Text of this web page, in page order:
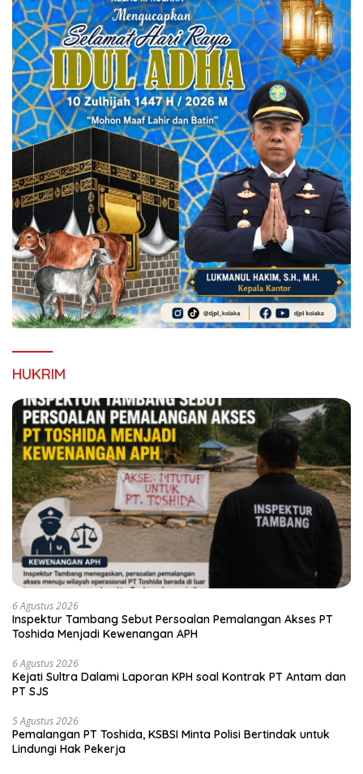
HUKRIM
6 Agustus 2026
Inspektur Tambang Sebut Persoalan Pemalangan Akses PT
Toshida Menjadi Kewenangan APH
6 Agustus 2026
Kejati Sultra Dalami Laporan KPH soal Kontrak PT Antam dan
PT SJS
5 Agustus 2026
Pemalangan PT Toshida, KSBSI Minta Polisi Bertindak untuk
Lindungi Hak Pekerja